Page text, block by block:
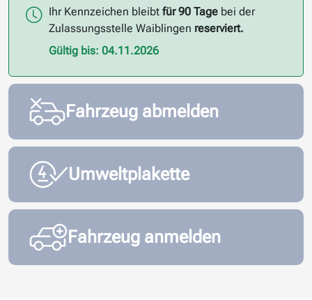
Ihr Kennzeichen bleibtfür 90 Tage bei der
Zulassungsstelle Waiblingen reserviert.
Gültig bis: 04.11.2026
Fahrzeug abmelden
Umweltplakette
Fahrzeug anmelden